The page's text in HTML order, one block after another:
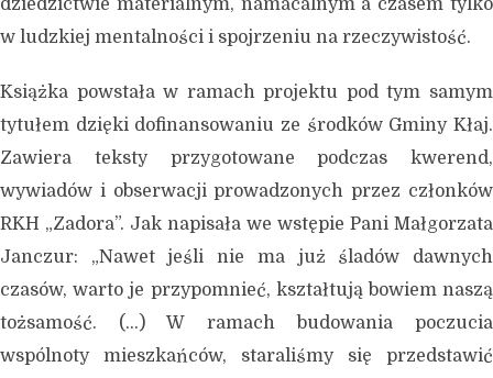
dziedzictwie materialnym, namacalnym a czasem tylko
w ludzkiej mentalności i spojrzeniu na rzeczywistość.
Książka powstała w ramach projektu pod tym samym
tytułem dzięki dofinansowaniu ze środków Gminy Kłaj.
Zawiera teksty przygotowane podczas kwerend,
wywiadów i obserwacji prowadzonych przez członków
RKH „Zadora”. Jak napisała we wstępie Pani Małgorzata
Janczur: „Nawet jeśli nie ma już śladów dawnych
czasów, warto je przypomnieć, kształtują bowiem naszą
tożsamość. (…) W ramach budowania poczucia
wspólnoty mieszkańców, staraliśmy się przedstawić